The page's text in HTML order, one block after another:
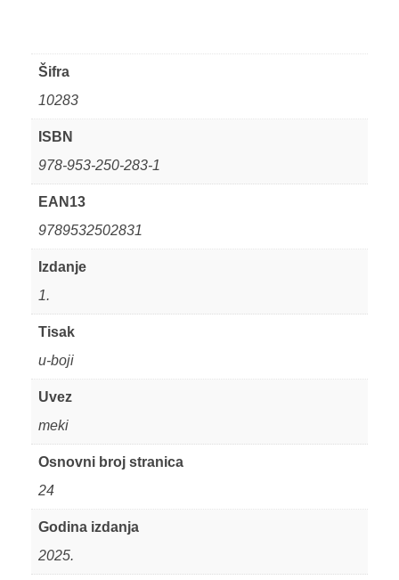
Šifra
10283
ISBN
978-953-250-283-1
EAN13
9789532502831
Izdanje
1.
Tisak
u-boji
Uvez
meki
Osnovni broj stranica
24
Godina izdanja
2025.